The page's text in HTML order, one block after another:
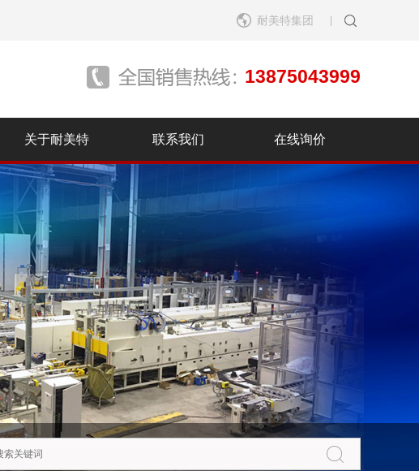
耐美特集团
13875043999
关于耐美特 联系我们 在线询价